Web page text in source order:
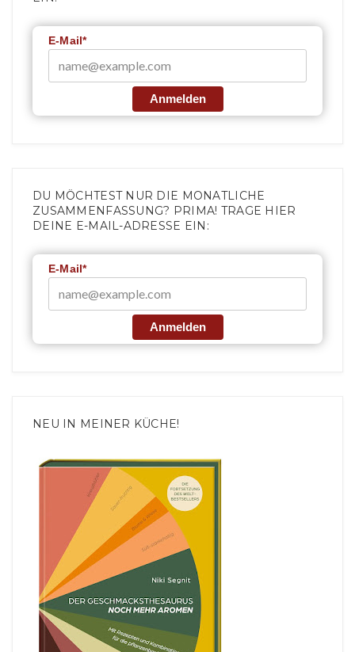
E-Mail*
Anmelden
DU MÖCHTEST NUR DIE MONATLICHE
ZUSAMMENFASSUNG? PRIMA! TRAGE HIER
DEINE E-MAIL-ADRESSE EIN:
E-Mail*
Anmelden
NEU IN MEINER KÜCHE!